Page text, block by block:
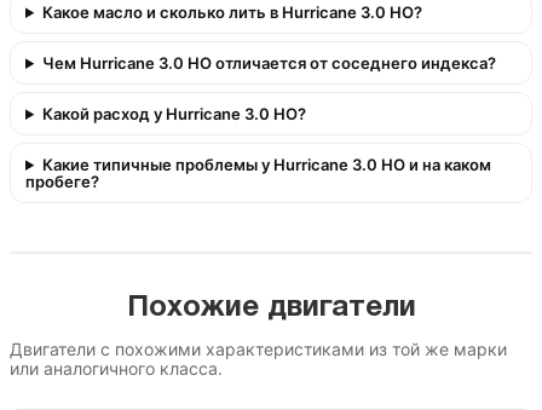
Какое масло и сколько лить в Hurricane 3.0 HO?
Чем Hurricane 3.0 HO отличается от соседнего индекса?
Какой расход у Hurricane 3.0 HO?
Какие типичные проблемы у Hurricane 3.0 HO и на каком
пробеге?
Похожие двигатели
Двигатели с похожими характеристиками из той же марки
или аналогичного класса.